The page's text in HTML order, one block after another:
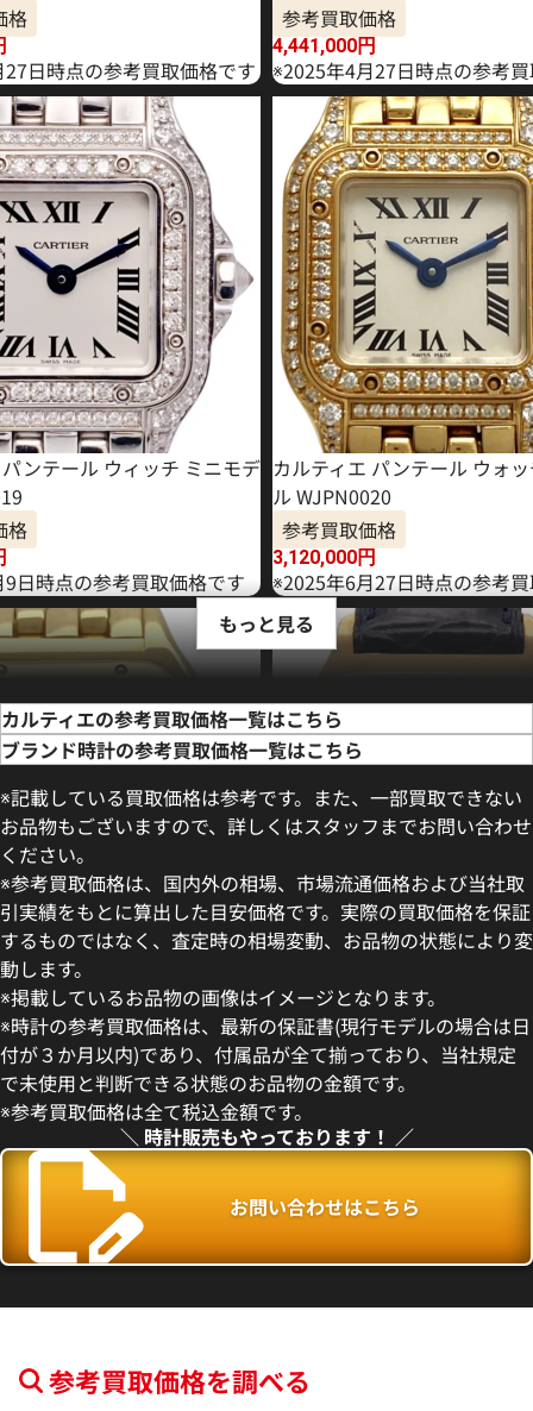
格
日時点の参考買取価格です
参考買取価格
4,441,000円
※2025年4月27日時点の参考
ンテール ウィッチ ミニモデ
格
日時点の参考買取価格です
カルティエ パンテール ウォ
ル WJPN0020
参考買取価格
3,120,000円
※2025年6月27日時点の参考
ンテール ウォッチ ミニモデ
格
9日時点の参考買取価格です
参考買取価格
2,209,000円
※2025年7月9日時点の参考買
もっと見る
カルティエの参考買取価格一覧はこちら
ブランド時計の参考買取価格一覧はこちら
※記載している買取価格は参考です。また、一部買取できない
お品物もございますので、詳しくはスタッフまでお問い合わせ
ください。
※参考買取価格は、国内外の相場、市場流通価格および当社取
引実績をもとに算出した目安価格です。実際の買取価格を保証
するものではなく、査定時の相場変動、お品物の状態により変
動します。
※掲載しているお品物の画像はイメージとなります。
※時計の参考買取価格は、最新の保証書(現行モデルの場合は日
付が３か月以内)であり、付属品が全て揃っており、当社規定
で未使用と判断できる状態のお品物の金額です。
※参考買取価格は全て税込金額です。
＼ 時計販売もやっております！ ／
お問い合わせはこちら
参考買取価格を調べる